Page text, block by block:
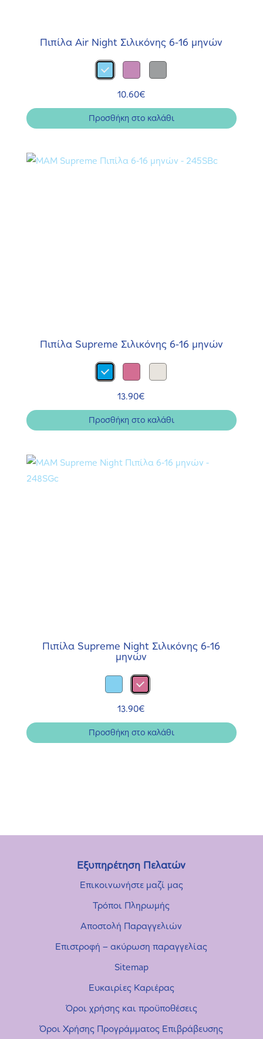
Πιπίλα Air Night Σιλικόνης 6-16 μηνών
10.60€
Προσθήκη στο καλάθι
Πιπίλα Supreme Σιλικόνης 6-16 μηνών
13.90€
Προσθήκη στο καλάθι
Πιπίλα Supreme Night Σιλικόνης 6-16
μηνών
13.90€
Προσθήκη στο καλάθι
Εξυπηρέτηση Πελατών
Επικοινωνήστε μαζί μας
Τρόποι Πληρωμής
Αποστολή Παραγγελιών
Επιστροφή – ακύρωση παραγγελίας
Sitemap
Ευκαιρίες Καριέρας
Όροι χρήσης και προϋποθέσεις
Όροι Χρήσης Προγράμματος Επιβράβευσης